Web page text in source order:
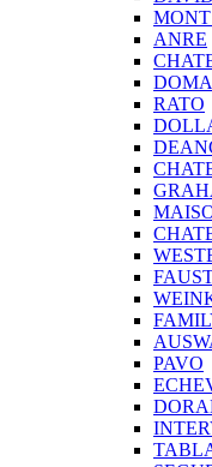
ANRE
RATO
PAVO